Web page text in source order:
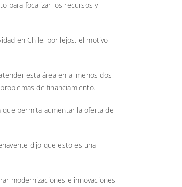
para focalizar los recursos y
en Chile, por lejos, el motivo
esta área en al menos dos
de financiamiento.
permita aumentar la oferta de
dijo que esto es una
modernizaciones e innovaciones